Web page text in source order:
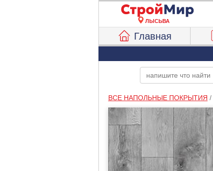
ЛЫСЬВА
Главная
ВСЕ НАПОЛЬНЫЕ ПОКРЫТИЯ /